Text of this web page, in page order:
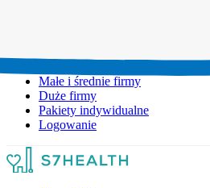
Małe i średnie firmy
Duże firmy
Pakiety indywidualne
Logowanie